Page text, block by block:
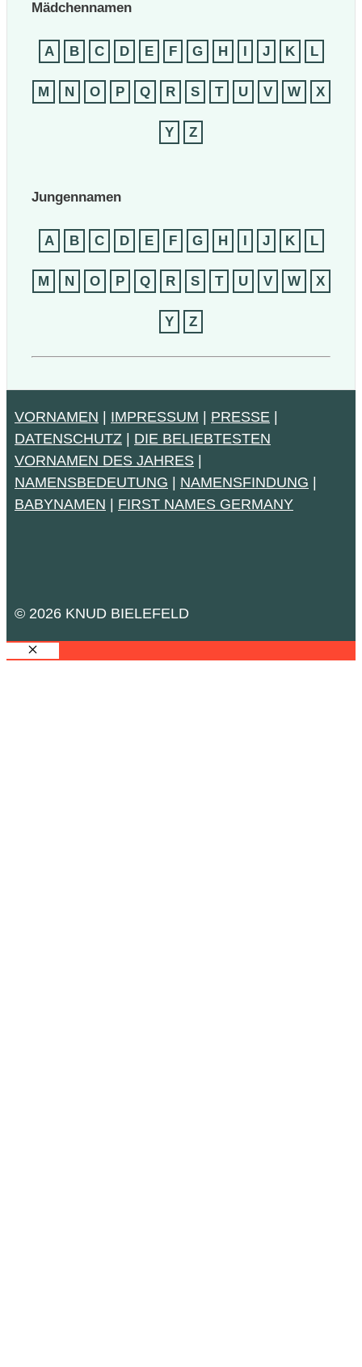
Mädchennamen
A B C D E F G H I J K L
M N O P Q R S T U V W X
Y Z
Jungennamen
A B C D E F G H I J K L
M N O P Q R S T U V W X
Y Z
VORNAMEN | IMPRESSUM | PRESSE |
DATENSCHUTZ | DIE BELIEBTESTEN
VORNAMEN DES JAHRES |
NAMENSBEDEUTUNG | NAMENSFINDUNG |
BABYNAMEN | FIRST NAMES GERMANY
© 2026 KNUD BIELEFELD
SCHLIESSEN